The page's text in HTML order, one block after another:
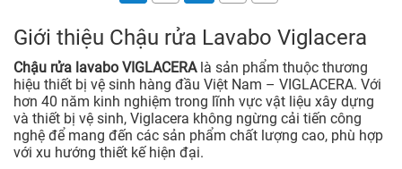
Giới thiệu Chậu rửa Lavabo Viglacera
Chậu rửa lavabo VIGLACERAlà sản phẩm thuộc thương
hiệu thiết bị vệ sinh hàng đầu Việt Nam – VIGLACERA. Với
hơn 40 năm kinh nghiệm trong lĩnh vực vật liệu xây dựng
và thiết bị vệ sinh, Viglacera không ngừng cải tiến công
nghệ để mang đến các sản phẩm chất lượng cao, phù hợp
với xu hướng thiết kế hiện đại.